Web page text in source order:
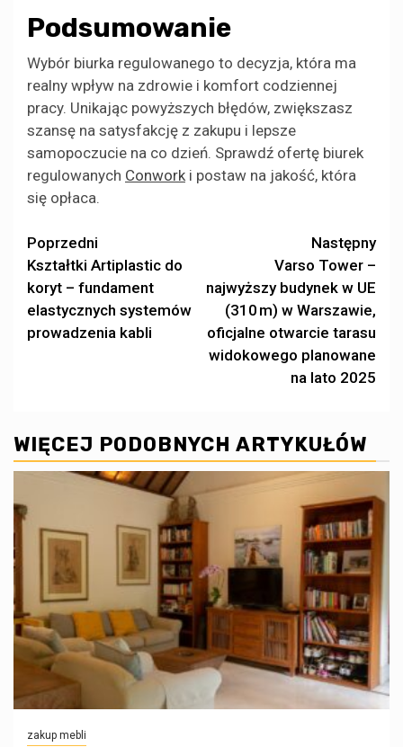
Podsumowanie
Wybór biurka regulowanego to decyzja, która ma
realny wpływ na zdrowie i komfort codziennej
pracy. Unikając powyższych błędów, zwiększasz
szansę na satysfakcję z zakupu i lepsze
samopoczucie na co dzień. Sprawdź ofertę biurek
regulowanych Conwork i postaw na jakość, która
się opłaca.
Zobacz
wpisy
Poprzedni
Kształtki Artiplastic do
koryt – fundament
elastycznych systemów
prowadzenia kabli
Następny
Varso Tower –
najwyższy budynek w UE
(310 m) w Warszawie,
oficjalne otwarcie tarasu
widokowego planowane
na lato 2025
WIĘCEJ PODOBNYCH ARTYKUŁÓW
zakup mebli